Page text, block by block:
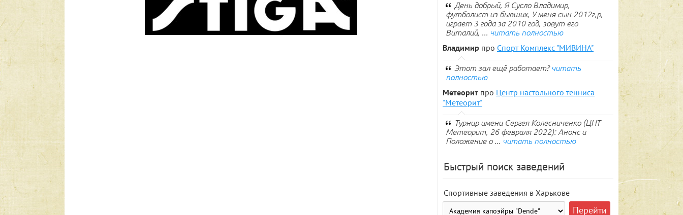
День добрый, Я Сусло Владимир,
футболист из бывших, У меня сын 2012г,р,
играет 3 года за 2010 год, зовут его
Виталий, ... читать полностью
Владимир про Спорт Комплекс "МИВИНА"
Этот зал ещё работает? читать
полностью
Метеорит про Центр настольного тенниса
"Метеорит"
Турнир имени Сергея Колесниченко (ЦНТ
Метеорит, 26 февраля 2022): Анонс и
Положение о ... читать полностью
Быстрый поиск заведений
Спортивные заведения в Харькове